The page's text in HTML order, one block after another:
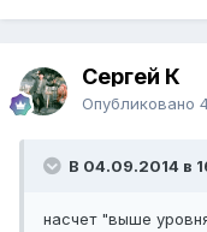
Сергей К
Опубликовано
В 04.09.2014 в
насчет "выше